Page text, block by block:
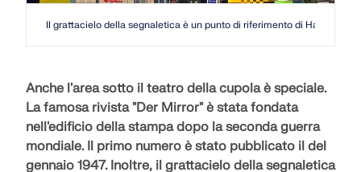
Il grattacielo della segnaletica è un punto di riferimento di Hannover
Anche l'area sotto il teatro della cupola è speciale.
La famosa rivista "Der Mirror" è stata fondata
nell'edificio della stampa dopo la seconda guerra
mondiale. Il primo numero è stato pubblicato il del
gennaio 1947. Inoltre, il grattacielo della segnaletica